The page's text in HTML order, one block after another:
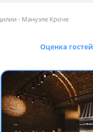
- Мануэле Кроче
Оценка гостей